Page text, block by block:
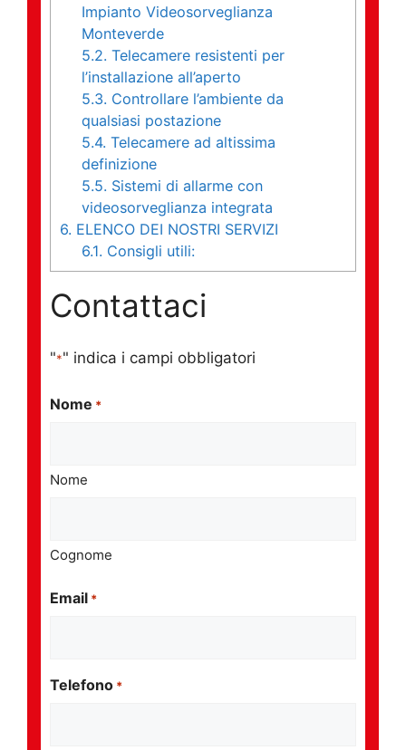
Impianto Videosorveglianza
Monteverde
5.2. Telecamere resistenti per
l’installazione all’aperto
5.3. Controllare l’ambiente da
qualsiasi postazione
5.4. Telecamere ad altissima
definizione
5.5. Sistemi di allarme con
videosorveglianza integrata
6. ELENCO DEI NOSTRI SERVIZI
6.1. Consigli utili:
Contattaci
"*" indica i campi obbligatori
Nome *
Nome
Cognome
Email *
Telefono *